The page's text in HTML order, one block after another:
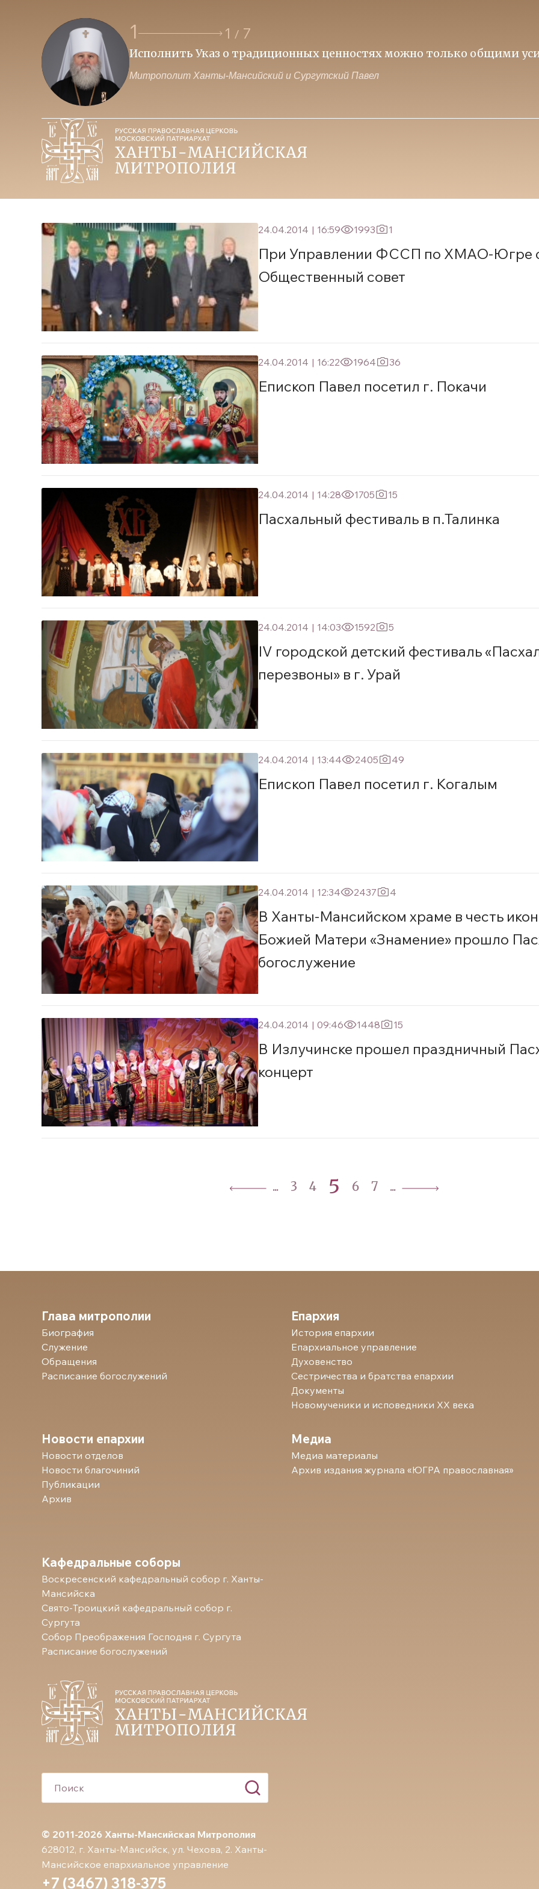
1 1 / 7
Исполнить Указ о традиционных ценностях можно только общими
Митрополит Ханты-Мансийский и Сургутский Павел
24.04.2014 | 16:59 1993 1
При Управлении ФССП по ХМАО-Югре
Общественный совет
24.04.2014 | 16:22 1964 36
Епископ Павел посетил г. Покачи
24.04.2014 | 14:28 1705 15
Пасхальный фестиваль в п.Талинка
24.04.2014 | 14:03 1592 5
IV городской детский фестиваль
перезвоны» в г. Урай
24.04.2014 | 13:44 2405 49
Епископ Павел посетил г. Когалым
24.04.2014 | 12:34 2437 4
В Ханты-Мансийском храме в честь
Божией Матери «Знамение» прошло
богослужение
24.04.2014 | 09:46 1448 15
В Излучинске прошел праздничный
концерт
... 3 4 5 6 7 ...
© 2011-2026 Ханты-Мансийская Митрополия
628012, г. Ханты-Мансийск, ул. Чехова, 2. Ханты-
Мансийское епархиальное управление
+7 (3467) 318-375
Глава митрополии
Биография
Служение
Обращения
Расписание богослужений
Епархия
История епархии
Епархиальное управление
Духовенство
Сестричества и братства епархии
Документы
Новомученики и исповедники ХХ века
Новости епархии
Новости отделов
Новости благочиний
Публикации
Архив
Медиа
Медиа материалы
Архив издания журнала «ЮГРА православная»
Кафедральные соборы
Воскресенский кафедральный собор г. Ханты-
Мансийска
Свято-Троицкий кафедральный собор г.
Сургута
Собор Преображения Господня г. Сургута
Расписание богослужений